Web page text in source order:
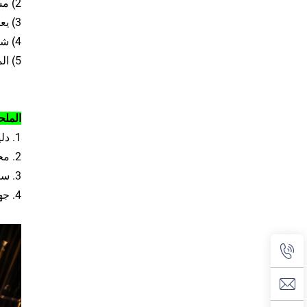
2) مسافة تحكم لاسلكي تصل إلى 10 أمتار في الهواء الطلق.
3) يعمل بواسطة بطاريات مدمجة وتتيح تشغيله لمدة 8 ساعات.
4) شهادة: اعتماد CE\ROHS.
5) المادة: بولي إيثيلين عالي الجودة.
1. دليل التعليمات باللغة الإنجليزية.
2. محول (حسب السوق المختلفة)
3. سلك التوصيل
4. جهاز التحكم عن بعد